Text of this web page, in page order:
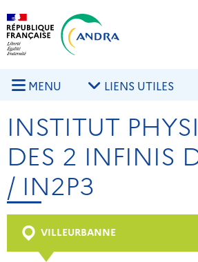
Aller au contenu principal
MENU LIENS UTILES
INSTITUT
DES 2 INFINIS
/ IN2P3
VILLEURBANNE